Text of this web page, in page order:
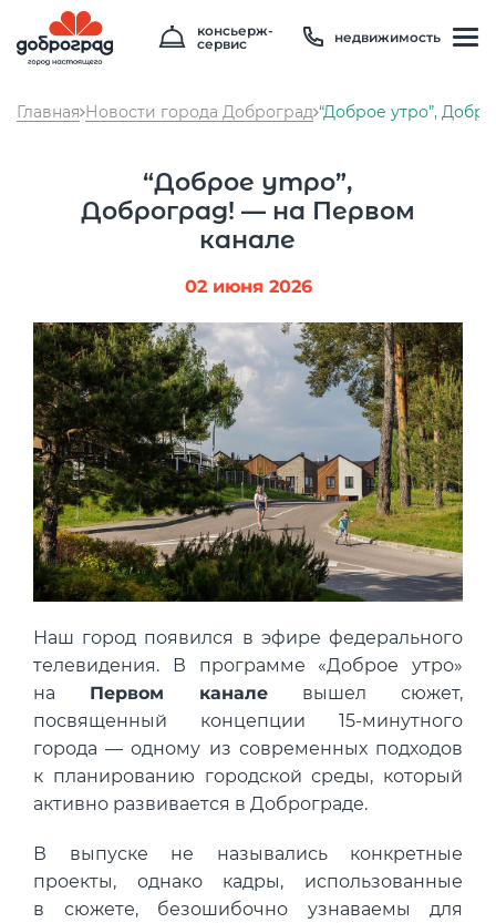
консьерж-
сервис
недвижимость
Главная Новости города Доброград “Доброе утро”,
“Доброе утро”,
Доброград! — на Первом
канале
02 июня 2026
Наш город появился в эфире федерального
телевидения. В программе «Доброе утро»
на Первом канале вышел сюжет,
посвященный концепции 15-минутного
города — одному из современных подходов
к планированию городской среды, который
активно развивается в Доброграде.
В выпуске не назывались конкретные
проекты, однако кадры, использованные
в сюжете, безошибочно узнаваемы для
8 800 600 01 49
8 910 180 20 19
servis@uk-dobrograd.ru
Температура
23 °C
Влажность
87 %
Давление
746 мм рт. ст
? PM2.5 1мкг/м3
? PM10 5 мкг/м3
? Концентрация ЛОС 0.005 мм3/м3
? Концентрация CO2 333 ppm
Концентрация CO 14 ppm
В пределах нормы За пределами нормы